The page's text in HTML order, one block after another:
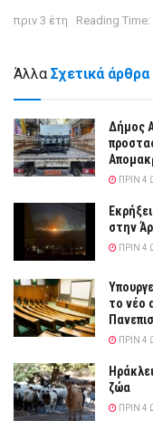
πριν 3 έτη Reading
Άλλα Σχετικά άρθρα
Δήμος
ΠΡΙΝ 4
στην
ΠΡΙΝ 4
το νέο
ΠΡΙΝ 4
ζώα
ΠΡΙΝ 4